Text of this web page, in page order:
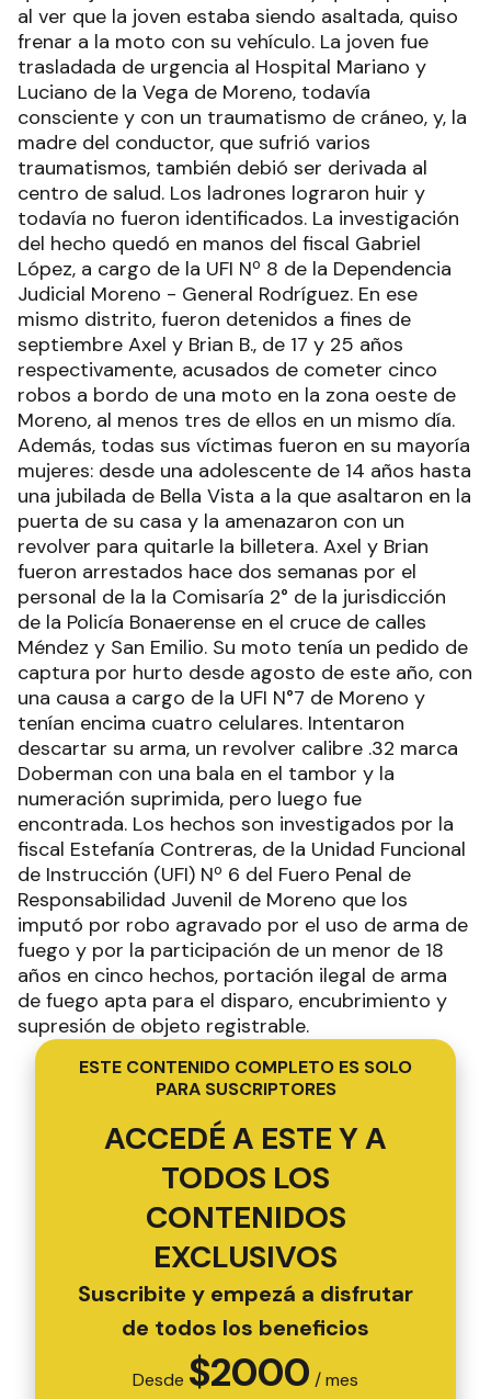
al ver que la joven estaba siendo asaltada, quiso
frenar a la moto con su vehículo. La joven fue
trasladada de urgencia al Hospital Mariano y
Luciano de la Vega de Moreno, todavía
consciente y con un traumatismo de cráneo, y, la
madre del conductor, que sufrió varios
traumatismos, también debió ser derivada al
centro de salud. Los ladrones lograron huir y
todavía no fueron identificados. La investigación
del hecho quedó en manos del fiscal Gabriel
López, a cargo de la UFI Nº 8 de la Dependencia
Judicial Moreno - General Rodríguez. En ese
mismo distrito, fueron detenidos a fines de
septiembre Axel y Brian B., de 17 y 25 años
respectivamente, acusados de cometer cinco
robos a bordo de una moto en la zona oeste de
Moreno, al menos tres de ellos en un mismo día.
Además, todas sus víctimas fueron en su mayoría
mujeres: desde una adolescente de 14 años hasta
una jubilada de Bella Vista a la que asaltaron en la
puerta de su casa y la amenazaron con un
revolver para quitarle la billetera. Axel y Brian
fueron arrestados hace dos semanas por el
personal de la la Comisaría 2° de la jurisdicción
de la Policía Bonaerense en el cruce de calles
Méndez y San Emilio. Su moto tenía un pedido de
captura por hurto desde agosto de este año, con
una causa a cargo de la UFI N°7 de Moreno y
tenían encima cuatro celulares. Intentaron
descartar su arma, un revolver calibre .32 marca
Doberman con una bala en el tambor y la
numeración suprimida, pero luego fue
encontrada. Los hechos son investigados por la
fiscal Estefanía Contreras, de la Unidad Funcional
de Instrucción (UFI) Nº 6 del Fuero Penal de
Responsabilidad Juvenil de Moreno que los
imputó por robo agravado por el uso de arma de
fuego y por la participación de un menor de 18
años en cinco hechos, portación ilegal de arma
de fuego apta para el disparo, encubrimiento y
supresión de objeto registrable.
ESTE CONTENIDO COMPLETO ES SOLO
PARA SUSCRIPTORES
ACCEDÉ A ESTE Y A
TODOS LOS
CONTENIDOS
EXCLUSIVOS
Suscribite y empezá a disfrutar
de todos los beneficios
Desde $2000 / mes